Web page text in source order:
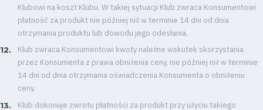
Klubowi na koszt Klubu. W takiej sytuacji Klub zwraca Konsumentowi
płatność za produkt nie później niż w terminie 14 dni od dnia
otrzymania produktu lub dowodu jego odesłania.
Klub zwraca Konsumentowi kwoty należne wskutek skorzystania
przez Konsumenta z prawa obniżenia ceny, nie później niż w terminie
14 dni od dnia otrzymania oświadczenia Konsumenta o obniżeniu
ceny.
Klub dokonuje zwrotu płatności za produkt przy użyciu takiego